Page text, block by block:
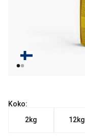
Koko:
2kg
12kg